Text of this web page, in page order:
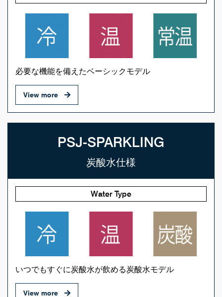
必要な機能を備えたベーシックモデル
View more
PSJ-SPARKLING
炭酸水仕様
Water Type
いつでもすぐに炭酸水が飲める炭酸水モデル
View more